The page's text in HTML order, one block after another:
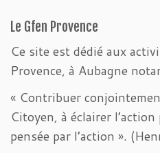
Le Gfen Provence
Ce site est dédié aux
Provence, à Aubagne
« Contribuer
Citoyen, à éclairer
pensée par l’action ».